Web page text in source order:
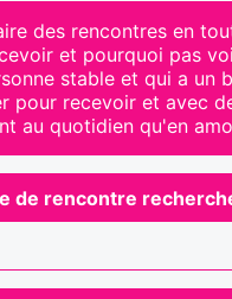
des rencontres en
et pourquoi pas
stable et qui a un
pour recevoir et avec
au quotidien qu'en
de rencontre